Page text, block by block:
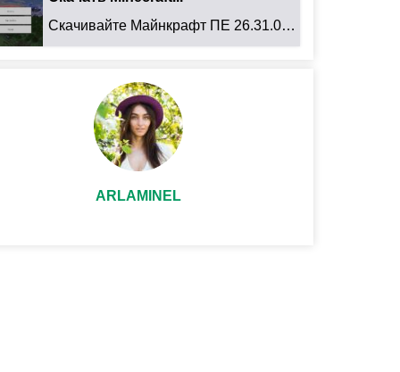
Скачивайте Майнкрафт ПЕ 26.31.01 для Android: ...
ARLAMINEL